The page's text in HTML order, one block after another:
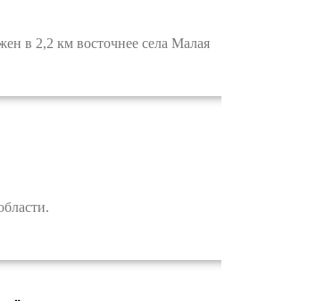
в 2,2 км восточнее села Малая